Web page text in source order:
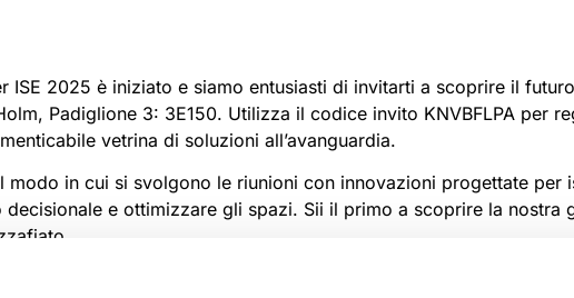
ISE 2025 è iniziato e siamo entusiasti di invitarti a scoprire il
Padiglione 3: 3E150. Utilizza il codice invito KNVBFLPA per
vetrina di soluzioni all’avanguardia.
modo in cui si svolgono le riunioni con innovazioni progettate per
e ottimizzare gli spazi. Sii il primo a scoprire la nostra